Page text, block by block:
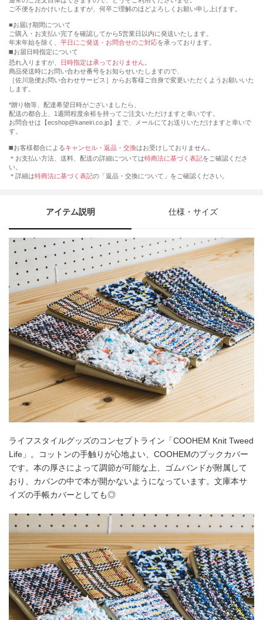
ご不便をおかけいたしますが、何卒ご理解のほどよろしくお願い申し上げます。
■お届け期間について
ご購入・お支払い完了を確認してから5営業日以内に発送いたします。
年末年始を除く、 平日にご発送・お問合せのご対応を承っております。
◼️お届日時指定について
恐れ入りますが、 日時指定は承っておりません
商品発送時にお問い合わせ番号をお知らせいたしますので、
［佐川急便お問い合わせサービス］からお客様ご自身で変更いただくようお願いいた
します。
*贈り物等、配達希望日時がございましたら、
配送の都合上、1週間程度余裕を持ってご注文いただけますと幸いです。
お問合せは【ecshop@kaneiri.co.jp】まで、メールにてお送りいただけますと幸いで
す。
◼️お客様都合によるキャンセル・返品・交換はお受けしておりません。
＊お支払い方法、送料、配送の詳細については特商法に基づく表記をご確認くださ
い。
＊詳細は特商法に基づく表記の「返品・交換について」をご確認ください。
アイテム説明 仕様・サイズ
ライフスタイルグッズのコンセプトライン「COOHEM Knit Tweed
Life」。コットンの手触りが心地よい、COOHEMのブックカバー
です。本の厚さによって調節が可能な上、ゴムバンドが附属して
おり、カバンの中で本が開かないようになっています。文庫本サ
イズの手帳カバーとしても◎